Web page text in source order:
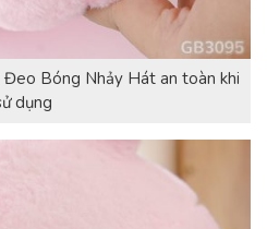
Bóng Nhảy Hát an toàn khi
dụng